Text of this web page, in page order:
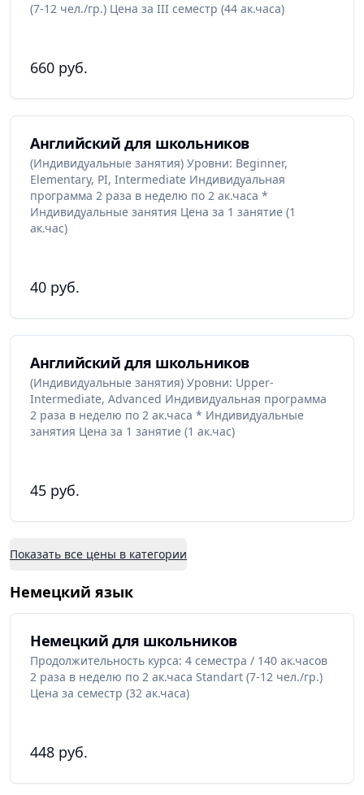
(7-12 чел./гр.) Цена за III семестр (44 ак.часа)
660 руб.
Английский для школьников
(Индивидуальные занятия) Уровни: Beginner,
Elementary, PI, Intermediate Индивидуальная
программа 2 раза в неделю по 2 ак.часа *
Индивидуальные занятия Цена за 1 занятие (1
ак.час)
40 руб.
Английский для школьников
(Индивидуальные занятия) Уровни: Upper-
Intermediate, Advanced Индивидуальная программа
2 раза в неделю по 2 ак.часа * Индивидуальные
занятия Цена за 1 занятие (1 ак.час)
45 руб.
Показать все цены в категории
Немецкий язык
Немецкий для школьников
Продолжительность курса: 4 семестра / 140 ак.часов
2 раза в неделю по 2 ак.часа Standart (7-12 чел./гр.)
Цена за семестр (32 ак.часа)
448 руб.